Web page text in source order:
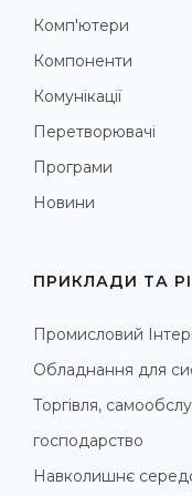
Комп'ютери
Компоненти
Комунікації
Перетворювачі
Програми
Новини
ПРИКЛАДИ ТА
Промисловий
Обладнання для
Торгівля,
господарство
Навколишнє